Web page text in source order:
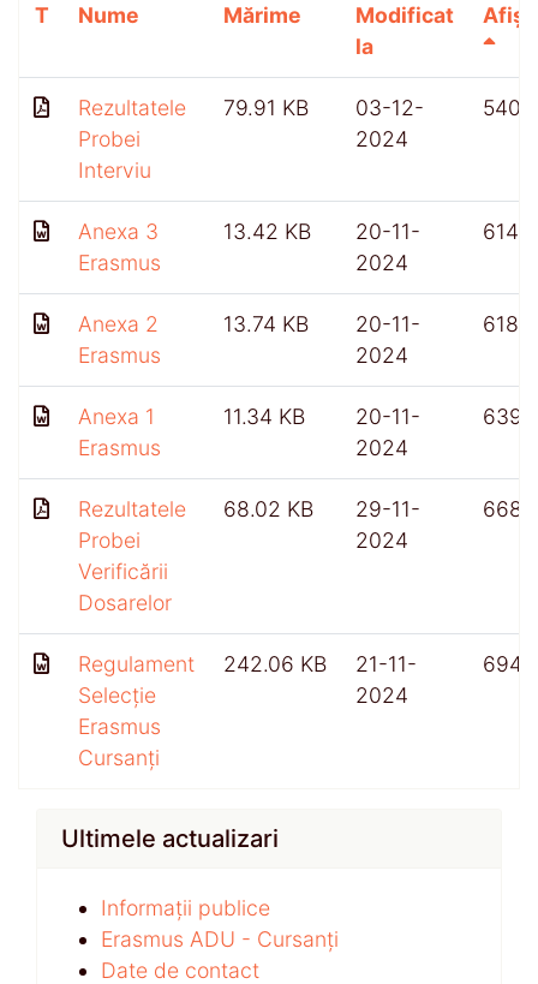
T Nume Mărime
Modificat
la
Rezultatele
Probei
Interviu
79.91 KB
03-12-
2024
540
Anexa 3
Erasmus
13.42 KB
20-11-
2024
614
Anexa 2
Erasmus
13.74 KB
20-11-
2024
618
Anexa 1
Erasmus
11.34 KB
20-11-
2024
639
Rezultatele
Probei
Verificării
Dosarelor
68.02 KB
29-11-
2024
668
Regulament
Selecție
Erasmus
Cursanți
242.06 KB
21-11-
2024
694
Ultimele actualizari
Informații publice
Erasmus ADU - Cursanți
Date de contact